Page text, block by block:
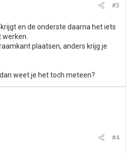
#3
en de onderste daarna het iets
plaatsen, anders krijg je
weet je het toch meteen?
#4